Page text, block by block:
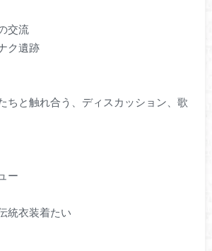
交流
ク遺跡
ちと触れ合う、ディスカッション、歌
ー
統衣装着たい